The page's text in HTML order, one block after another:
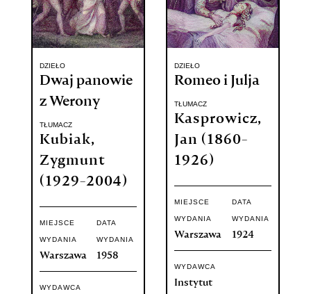
DZIEŁO
Dwaj panowie
z Werony
TŁUMACZ
Kubiak,
Zygmunt
(1929-2004)
MIEJSCE
WYDANIA
Warszawa
DATA
WYDANIA
1958
WYDAWCA
DZIEŁO
Romeo i Julja
TŁUMACZ
Kasprowicz,
Jan (1860-
1926)
MIEJSCE
WYDANIA
Warszawa
DATA
WYDANIA
1924
WYDAWCA
Instytut